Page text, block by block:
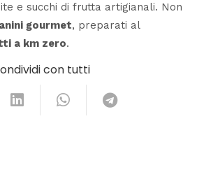
e succhi di frutta artigianali. Non
gourmet, preparati al
a km zero.
con tutti